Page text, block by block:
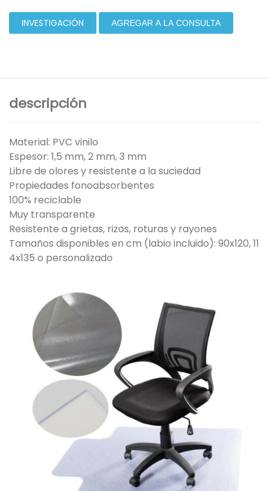
INVESTIGACIÓN AGREGAR A LA CONSULTA
descripción
Material: PVC vinilo
Espesor: 1,5 mm, 2 mm, 3 mm
Libre de olores y resistente a la suciedad
Propiedades fonoabsorbentes
100% reciclable
Muy transparente
Resistente a grietas, rizos, roturas y rayones
Tamaños disponibles en cm (labio incluido): 90x120, 11
4x135 o personalizado